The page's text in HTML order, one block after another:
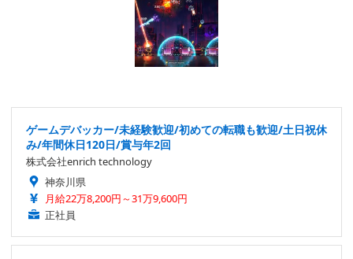
ゲームデバッカー/未経験歓迎/初めての転職も歓迎/土日祝休
み/年間休日120日/賞与年2回
株式会社enrich technology
神奈川県
月給22万8,200円～31万9,600円
正社員